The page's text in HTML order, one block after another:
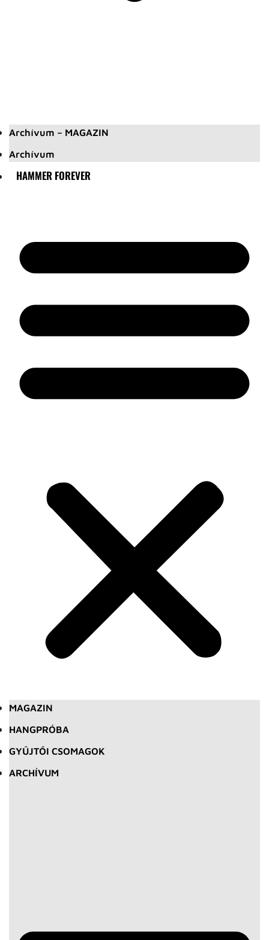
Archívum – MAGAZIN
Archívum
HAMMER FOREVER
MAGAZIN
HANGPRÓBA
GYŰJTŐI CSOMAGOK
ARCHÍVUM